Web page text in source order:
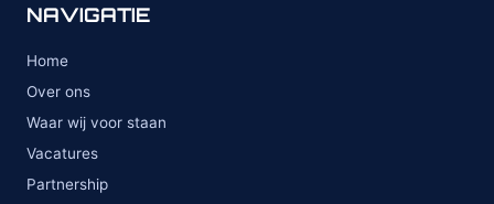
NAVIGATIE
Home
Over ons
Waar wij voor staan
Vacatures
Partnership